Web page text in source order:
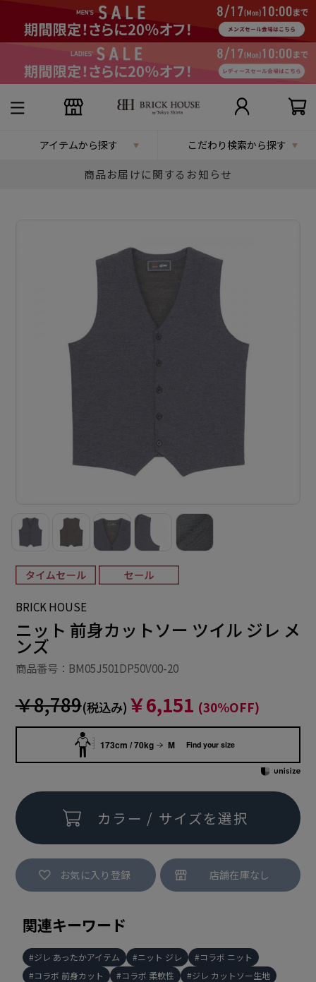
アイテムから探す こだわり検索から探す
商品お届けに関するお知らせ
BRICK HOUSE
ニット 前身カットソー ツイル ジレ メ
ンズ
商品番号：BM05J501DP50V00-20
￥8,789(税込み) ￥6,151 (30%OFF)
173cm / 70kg M Find your size
カラー / サイズを選択
お気に入り登録
関連キーワード
ジレ あったかアイテム ニット ジレ
コラボ ニット
コラボ 前身カット
コラボ 柔軟性
ジレ カットソー生地